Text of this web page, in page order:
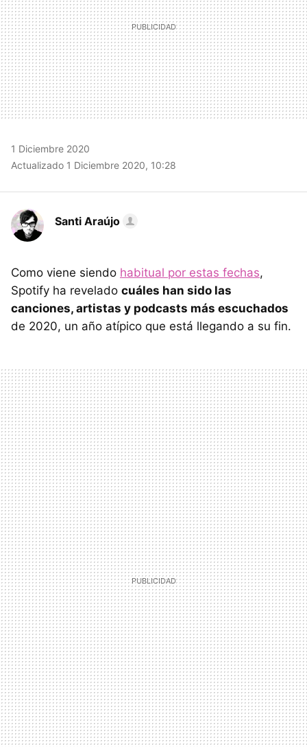
1 Diciembre 2020
Actualizado 1 Diciembre 2020, 10:28
Santi Araújo
Como viene siendo habitual por estas fechas,
Spotify ha revelado cuáles han sido las
canciones, artistas y podcasts más escuchados
de 2020, un año atípico que está llegando a su fin.